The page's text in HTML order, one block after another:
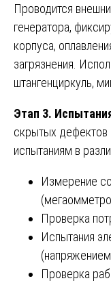
Проводится
генератора,
корпуса,
загрязнения.
штангенциркуль,
Этап 3.
скрытых дефектов
испытаниям в
Измерение
Проверка
Испытания
Проверка